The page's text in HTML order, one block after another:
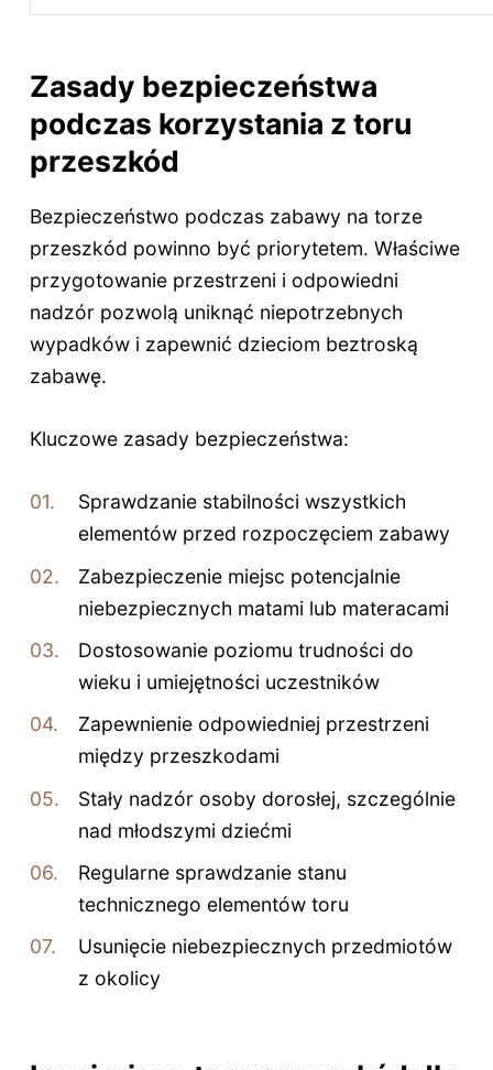
Zasady bezpieczeństwa
podczas korzystania z toru
przeszkód
Bezpieczeństwo podczas zabawy na torze
przeszkód powinno być priorytetem. Właściwe
przygotowanie przestrzeni i odpowiedni
nadzór pozwolą uniknąć niepotrzebnych
wypadków i zapewnić dzieciom beztroską
zabawę.
Kluczowe zasady bezpieczeństwa:
Sprawdzanie stabilności wszystkich
elementów przed rozpoczęciem zabawy
Zabezpieczenie miejsc potencjalnie
niebezpiecznych matami lub materacami
Dostosowanie poziomu trudności do
wieku i umiejętności uczestników
Zapewnienie odpowiedniej przestrzeni
między przeszkodami
Stały nadzór osoby dorosłej, szczególnie
nad młodszymi dziećmi
Regularne sprawdzanie stanu
technicznego elementów toru
Usunięcie niebezpiecznych przedmiotów
z okolicy